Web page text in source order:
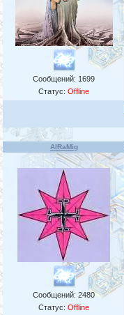
Сообщений: 1699
Статус:Offline
AlRaMig
Сообщений:2480
Статус:Offline